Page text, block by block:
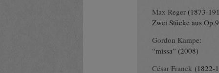
Max Reger(1873-
Zwei Stücke aus
Gordon Kampe:
“missa” (2008)
César Franck (1822-